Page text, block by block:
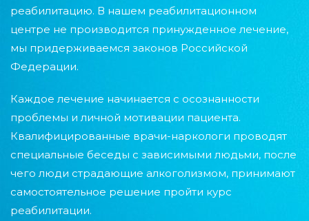
реабилитацию. В нашем реабилитационном
центре не производится принужденное лечение,
мы придерживаемся законов Российской
Федерации.
Каждое лечение начинается с осознанности
проблемы и личной мотивации пациента.
Квалифицированные врачи-наркологи проводят
специальные беседы с зависимыми людьми, после
чего люди страдающие алкоголизмом, принимают
самостоятельное решение пройти курс
реабилитации.